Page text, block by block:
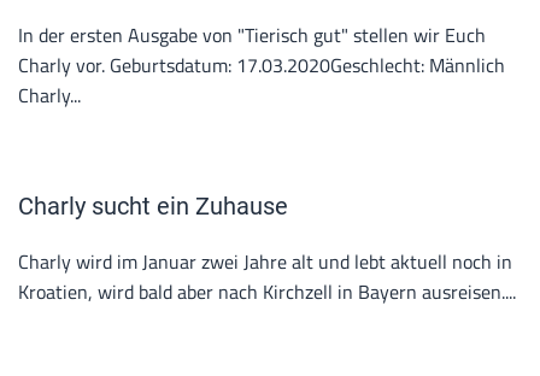
In der ersten Ausgabe von "Tierisch gut" stellen wir Euch
Charly vor. Geburtsdatum: 17.03.2020Geschlecht: Männlich
Charly...
Charly sucht ein Zuhause
Charly wird im Januar zwei Jahre alt und lebt aktuell noch in
Kroatien, wird bald aber nach Kirchzell in Bayern ausreisen....